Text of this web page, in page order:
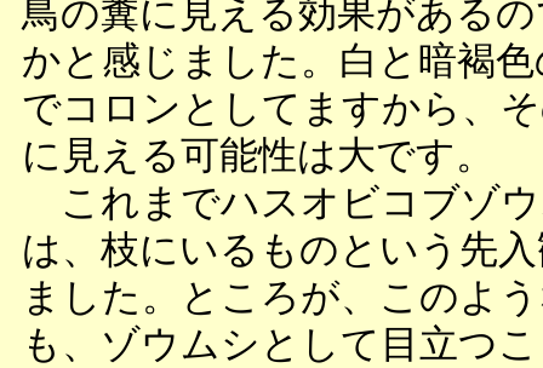
鳥の糞に見える効果がある
かと感じました。白と暗褐
でコロンとしてますから、
に見える可能性は大です。
これまでハスオビコブゾ
は、枝にいるものという先
ました。ところが、このよ
も、ゾウムシとして目立つ